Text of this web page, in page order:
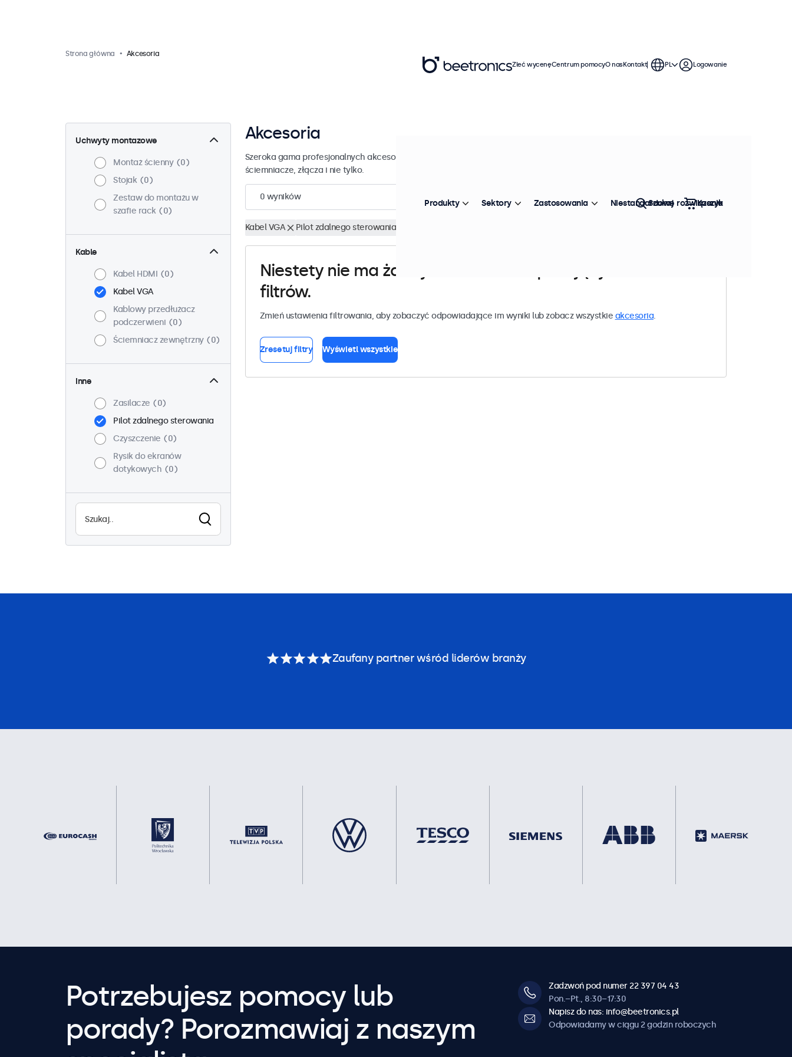
Strona główna Akcesoria
Uchwyty montazowe
Montaż ścienny
0
Stojak
0
Zestaw do montażu w
szafie rack
0
Kable
Kabel HDMI
0
Kabel VGA
Kablowy przedłużacz
podczerwieni
0
Ściemniacz zewnętrzny
0
Inne
Zasilacze
0
Pilot zdalnego sterowania
Czyszczenie
0
Rysik do ekranów
dotykowych
0
Akcesoria
Szeroka gama profesjonalnych akcesoriów do wyświetlaczy Beetronics. Uchwyty ścienne, kable,
ściemniacze, złącza i nie tylko.
0 wyników Sortowanie: Popularność
Kabel VGA Pilot zdalnego sterowania
Niestety nie ma żadnych monitorów pasujących do Twoich
filtrów.
Zmień ustawienia filtrowania, aby zobaczyć odpowiadające im wyniki lub zobacz wszystkie akcesoria.
Zresetuj filtry Wyświetl wszystkie
Zleć wycenęCentrum pomocyO nasKontakt PL Logowanie
Produkty Sektory Zastosowania Niestandardowe rozwiązania
Szukaj Koszyk
Zaufany partner wśród liderów branży
Potrzebujesz pomocy lub
porady? Porozmawiaj z naszym
Zadzwoń pod numer 22 397 04 43
Pon.–Pt., 8:30–17:30
Napisz do nas: info@beetronics.pl
Odpowiadamy w ciągu 2 godzin roboczych